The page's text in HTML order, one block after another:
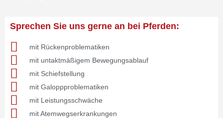
Sprechen Sie uns gerne an bei Pferden:
mit Rückenproblematiken
mit untaktmäßigem Bewegungsablauf
mit Schiefstellung
mit Galoppproblematiken
mit Leistungsschwäche
mit Atemwegserkrankungen